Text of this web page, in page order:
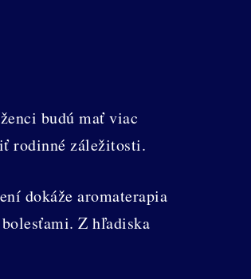
budú mať viac
rodinné záležitosti.
dokáže aromaterapia
Z hľadiska